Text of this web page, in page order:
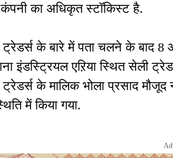
का अधिकृत स्टॉकिस्ट है.
के बारे में पता चलने के बाद 8
इंडस्ट्रियल एऱिया स्थित सेली
के मालिक भोला प्रसाद
में किया गया.